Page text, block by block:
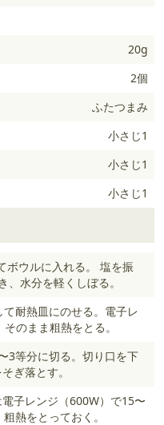
20g
2個
ふたつまみ
小さじ1
小さじ1
小さじ1
ボウルに入れる。 塩を振
、水分を軽くしぼる。
耐熱皿にのせる。電子レ
のまま粗熱をとる。
3等分に切る。切り口を下
ぎ落とす。
子レンジ（600W）で15〜
熱をとっておく。